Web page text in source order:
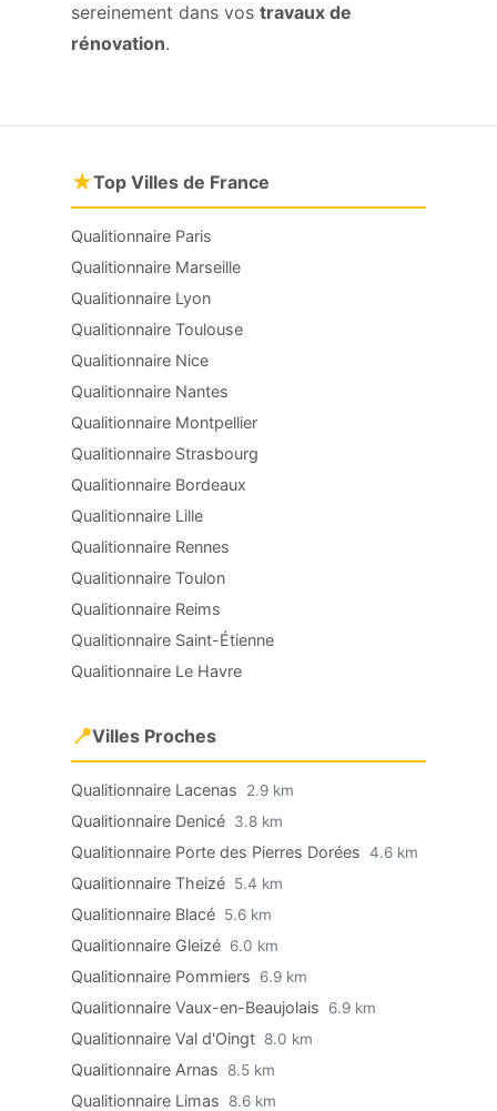
sereinement dans vos travaux de
rénovation.
★Top Villes de France
Qualitionnaire Paris
Qualitionnaire Marseille
Qualitionnaire Lyon
Qualitionnaire Toulouse
Qualitionnaire Nice
Qualitionnaire Nantes
Qualitionnaire Montpellier
Qualitionnaire Strasbourg
Qualitionnaire Bordeaux
Qualitionnaire Lille
Qualitionnaire Rennes
Qualitionnaire Toulon
Qualitionnaire Reims
Qualitionnaire Saint-Étienne
Qualitionnaire Le Havre
📍Villes Proches
Qualitionnaire Lacenas 2.9 km
Qualitionnaire Denicé 3.8 km
Qualitionnaire Porte des Pierres Dorées 4.6 km
Qualitionnaire Theizé 5.4 km
Qualitionnaire Blacé 5.6 km
Qualitionnaire Gleizé 6.0 km
Qualitionnaire Pommiers 6.9 km
Qualitionnaire Vaux-en-Beaujolais 6.9 km
Qualitionnaire Val d'Oingt 8.0 km
Qualitionnaire Arnas 8.5 km
Qualitionnaire Limas 8.6 km